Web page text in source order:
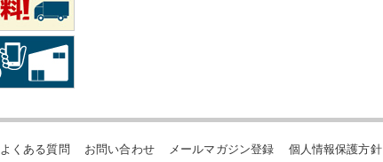
よくある質問 お問い合わせ メールマガジン登録 個人情報保護方針